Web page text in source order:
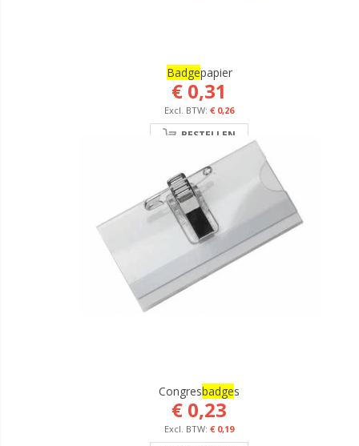
BadgePapier
€ 0,31
€ 0,26
BESTELLEN
CongresBadgeS
€ 0,23
€ 0,19